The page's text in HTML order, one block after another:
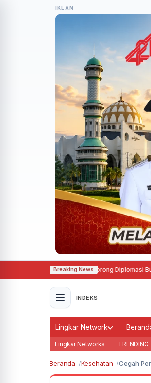
IKLAN
Breaking News
Prancis, Agustina Dorong Diplomasi Budaya ke
INDEKS
Lingkar Network
Lingkar Networks TRENDING
Beranda Kesehatan Cegah